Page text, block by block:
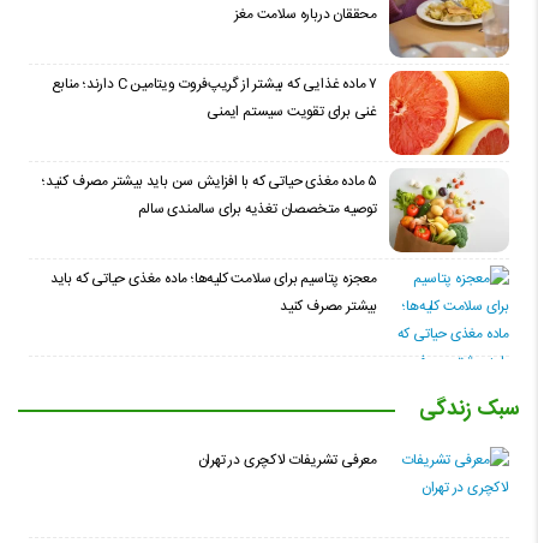
محققان درباره سلامت مغز
۷ ماده غذایی که بیشتر از گریپ‌فروت ویتامین C دارند؛ منابع
غنی برای تقویت سیستم ایمنی
۵ ماده مغذی حیاتی که با افزایش سن باید بیشتر مصرف کنید؛
توصیه متخصصان تغذیه برای سالمندی سالم
معجزه پتاسیم برای سلامت کلیه‌ها؛ ماده مغذی حیاتی که باید
بیشتر مصرف کنید
سبک زندگی
معرفی تشریفات لاکچری در تهران